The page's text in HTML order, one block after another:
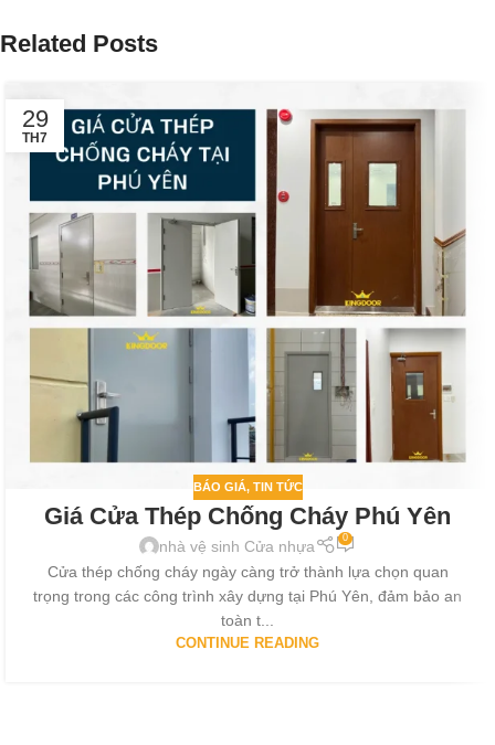
Related Posts
29
TH7
BÁO GIÁ, TIN TỨC
Giá Cửa Thép Chống Cháy Phú Yên
nhà vệ sinh Cửa nhựa 0
Cửa thép chống cháy ngày càng trở thành lựa chọn quan
trọng trong các công trình xây dựng tại Phú Yên, đảm bảo an
toàn t...
CONTINUE READING